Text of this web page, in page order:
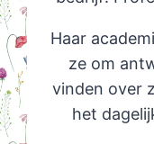
Haar
ze om
vinden over
het